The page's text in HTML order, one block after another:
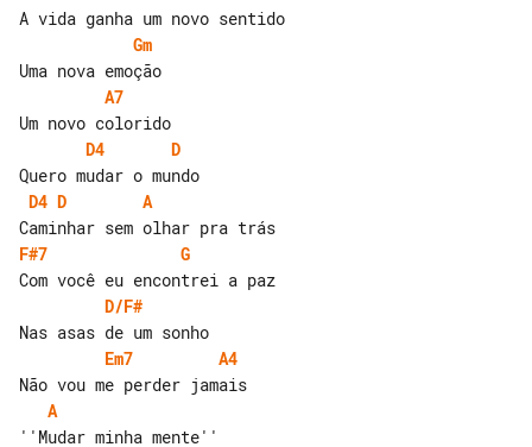
Gm
A7
D4
D
D4 D
A
F#7
G
D/F#
Em7
A4
A